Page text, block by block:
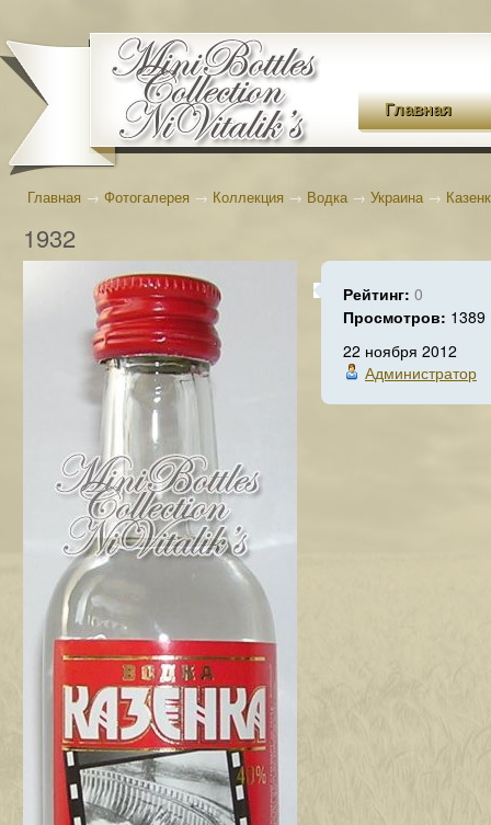
Главная
Главная → Фотогалерея → Коллекция → Водка→ Украина→
1932
Рейтинг: 0
Просмотров: 1389
22 ноября 2012
Администратор